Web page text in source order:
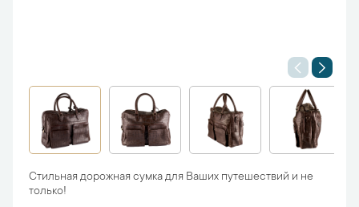
Стильная дорожная сумка для Ваших путешествий и не
только!